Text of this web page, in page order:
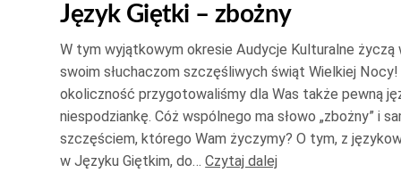
Język Giętki – zbożny
W tym wyjątkowym okresie Audycje Kulturalne życzą
swoim słuchaczom szczęśliwych świąt Wielkiej
okoliczność przygotowaliśmy dla Was także pewną
niespodziankę. Cóż wspólnego ma słowo „zbożny” i
szczęściem, którego Wam życzymy? O tym, z
w Języku Giętkim, do…Czytaj dalej